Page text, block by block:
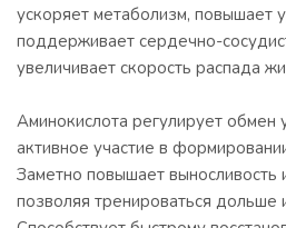
ускоряет метаболизм, повышает
поддерживает сердечно-
увеличивает скорость распада
Аминокислота регулирует обмен
активное участие в
Заметно повышает выносливость
позволяя тренироваться дольше